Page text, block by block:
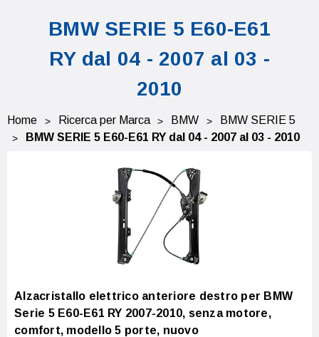
BMW SERIE 5 E60-E61
RY dal 04 - 2007 al 03 -
2010
Home Ricerca per Marca BMW
BMW SERIE 5
BMW SERIE 5 E60-E61 RY dal 04 - 2007 al 03 - 2010
Alzacristallo elettrico anteriore destro per BMW
Serie 5 E60-E61 RY 2007-2010, senza motore,
comfort, modello 5 porte, nuovo